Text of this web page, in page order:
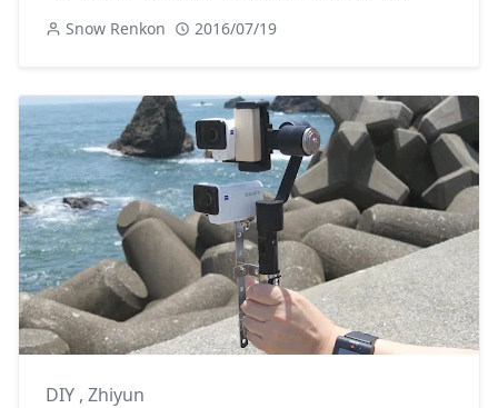
Snow Renkon 2016/07/19
DIY , Zhiyun